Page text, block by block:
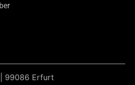
99086 Erfurt